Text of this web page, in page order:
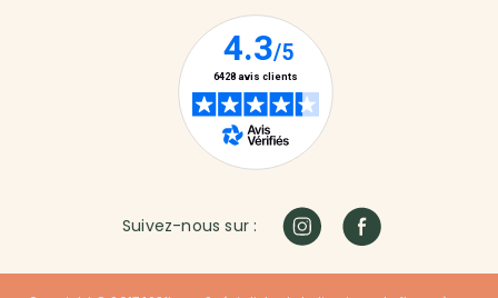
Suivez-nous sur :